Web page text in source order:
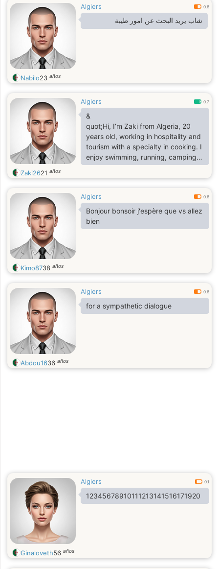
Algiers 0.6
شاب يريد البحث عن امور طيبة
Nabilo23 años
Algiers 0.7
&
quot;Hi, I’m Zaki from Algeria, 20
years old, working in hospitality and
tourism with a specialty in cooking. I
enjoy swimming, running, camping,
and occasionally reading books, and
I love music that lifts the mood. I
appreciating the simple moments in
life. I’m looking for a serious
relationship with someone
respectful, who enjoys honest
Zaki2621 años
Algiers 0.6
Bonjour bonsoir j'espère que vs allez
bien
Kimo8738 años
Algiers 0.6
for a sympathetic dialogue
Abdou1636 años
Algiers 0.1
12345678910111213141516171920
Ginaloveth56 años